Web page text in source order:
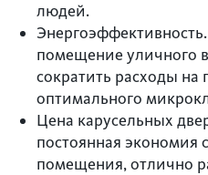
людей.
помещение уличного
сократить расходы
оптимального
Цена карусельных
постоянная экономия
помещения, отлично